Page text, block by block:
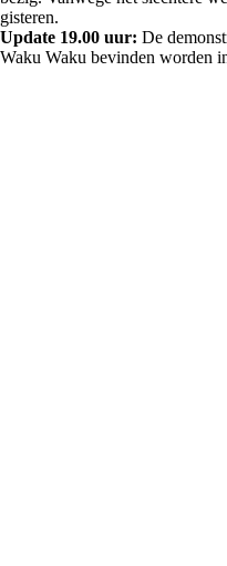
gisteren.
Update 19.00 uur: De
Waku Waku bevinden worden